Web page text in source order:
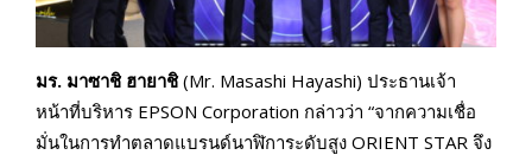
มร. มาซาชิ ฮายาชิ(Mr. Masashi Hayashi) ประธานเจ้า
หน้าที่บริหาร EPSON Corporation กล่าวว่า “จากความเชื่อ
มั่นในการทำตลาดแบรนด์นาฬิการะดับสูง ORIENT STAR จึง